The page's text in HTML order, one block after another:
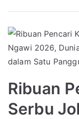
Ribuan
Serbu